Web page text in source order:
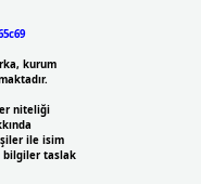
kurum
niteliği
ile isim
bilgiler taslak